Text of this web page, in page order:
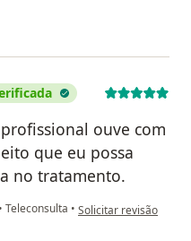
ouve com
que eu possa
no tratamento.
• Teleconsulta • na opinião do
Solicitar revisão